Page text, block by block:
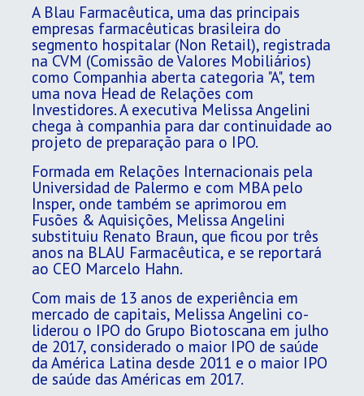
A Blau Farmacêutica, uma das principais
empresas farmacêuticas brasileira do
segmento hospitalar (Non Retail), registrada
na CVM (Comissão de Valores Mobiliários)
como Companhia aberta categoria "A", tem
uma nova Head de Relações com
Investidores. A executiva Melissa Angelini
chega à companhia para dar continuidade ao
projeto de preparação para o IPO.
Formada em Relações Internacionais pela
Universidad de Palermo e com MBA pelo
Insper, onde também se aprimorou em
Fusões & Aquisições, Melissa Angelini
substituiu Renato Braun, que ficou por três
anos na BLAU Farmacêutica, e se reportará
ao CEO Marcelo Hahn.
Com mais de 13 anos de experiência em
mercado de capitais, Melissa Angelini co-
liderou o IPO do Grupo Biotoscana em julho
de 2017, considerado o maior IPO de saúde
da América Latina desde 2011 e o maior IPO
de saúde das Américas em 2017.